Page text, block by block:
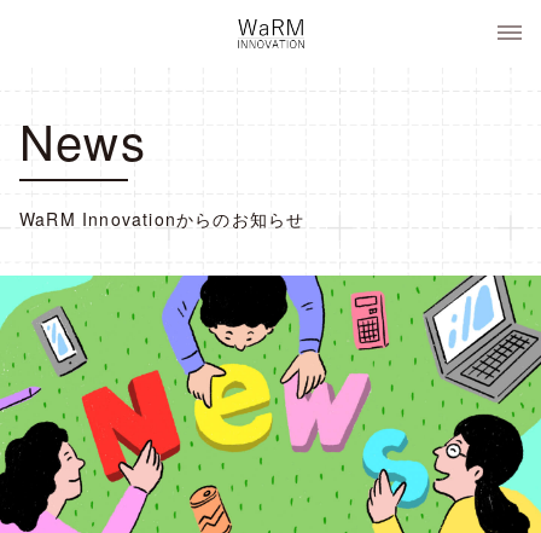
プ
News
WaRM Innovationからのお知らせ